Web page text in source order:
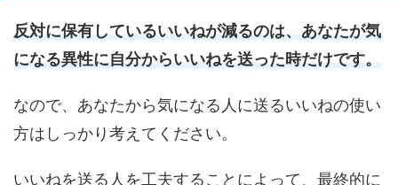
反対に保有しているいいねが減るのは、あなたが気
になる異性に自分からいいねを送った時だけです。
なので、あなたから気になる人に送るいいねの使い
方はしっかり考えてください。
いいねを送る人を工夫することによって、最終的に